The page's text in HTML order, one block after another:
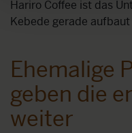
Hariro Coffee ist das
Kebede gerade
Ehemalige
geben die
weiter